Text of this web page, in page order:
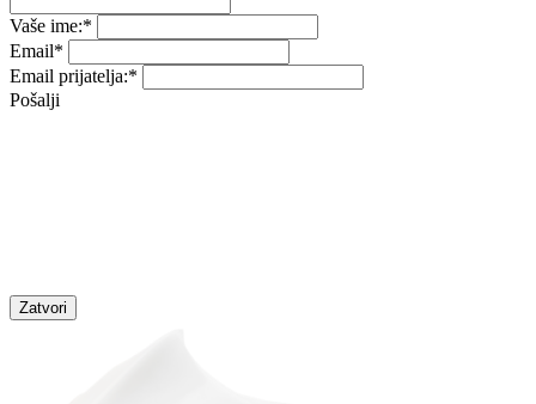
Vaše ime:*
Email*
Email prijatelja:*
Pošalji
Zatvori